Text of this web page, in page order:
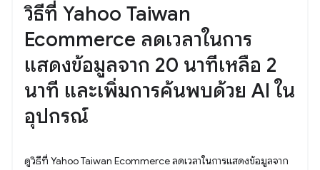
วิธีที่ Yahoo Taiwan
Ecommerce ลดเวลาในการ
แสดงข้อมูลจาก 20 นาทีเหลือ 2
นาที และเพิ่มการค้นพบด้วย AI ใน
อุปกรณ์
ดูวิธีที่ Yahoo Taiwan Ecommerce ลดเวลาในการแสดงข้อมูลจาก